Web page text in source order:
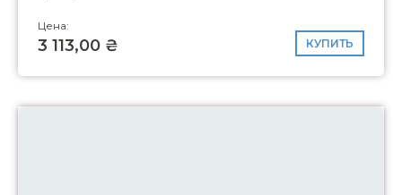
Цена:
3 113,00 ₴ КУПИТЬ